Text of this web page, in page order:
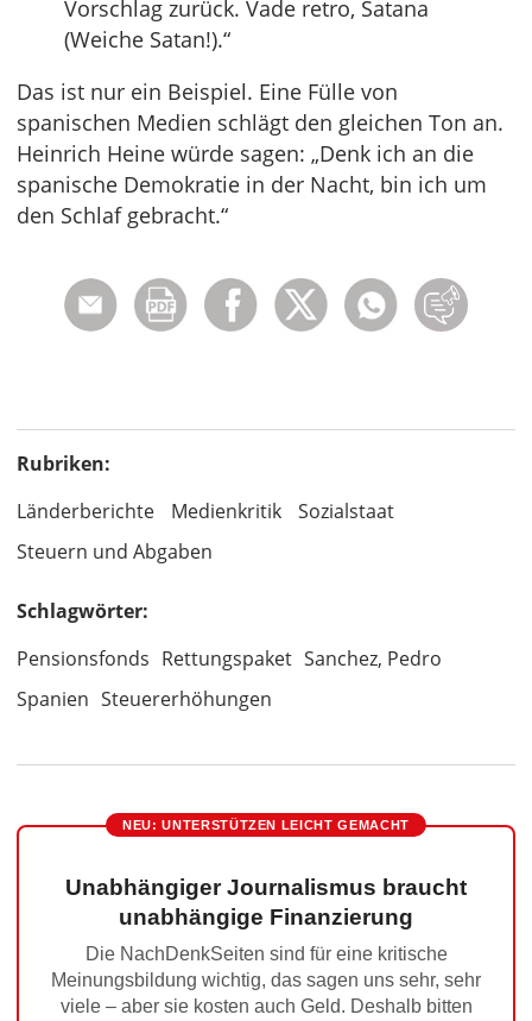
Vorschlag zurück. Vade retro, Satana
(Weiche Satan!).“
Das ist nur ein Beispiel. Eine Fülle von
spanischen Medien schlägt den gleichen Ton an.
Heinrich Heine würde sagen: „Denk ich an die
spanische Demokratie in der Nacht, bin ich um
den Schlaf gebracht.“
Rubriken:
Länderberichte
Medienkritik
Sozialstaat
Steuern und Abgaben
Schlagwörter:
Pensionsfonds Rettungspaket Sanchez, Pedro
Spanien Steuererhöhungen
NEU: UNTERSTÜTZEN LEICHT GEMACHT
Unabhängiger Journalismus braucht
unabhängige Finanzierung
Die NachDenkSeiten sind für eine kritische
Meinungsbildung wichtig, das sagen uns sehr, sehr
viele – aber sie kosten auch Geld. Deshalb bitten